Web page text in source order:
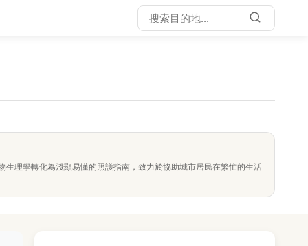
理學轉化為淺顯易懂的照護指南，致力於協助城市居民在繁忙的生活